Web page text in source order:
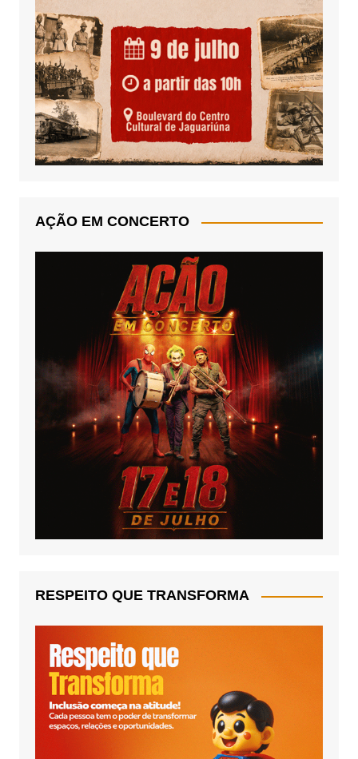
AÇÃO EM CONCERTO
RESPEITO QUE TRANSFORMA